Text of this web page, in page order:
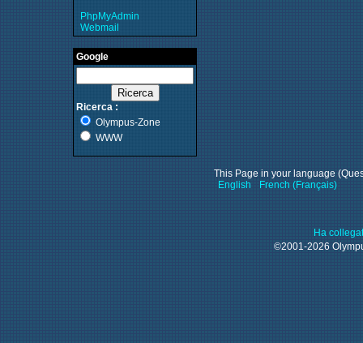
PhpMyAdmin
Webmail
Google
Ricerca :
Olympus-Zone
WWW
This Page in your language
English
French (Français)
Ha
©2001-2026